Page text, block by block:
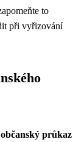
to
při vyřizování
průkaz